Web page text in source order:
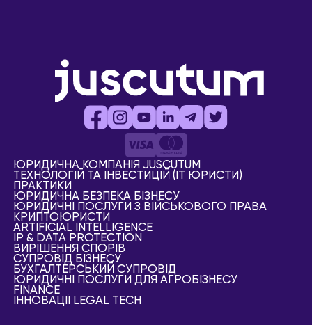
ЮРИДИЧНА КОМПАНІЯ JUSCUTUM
ТЕХНОЛОГІЙ ТА ІНВЕСТИЦІЙ (IT ЮРИСТИ)
ПРАКТИКИ
ЮРИДИЧНА БЕЗПЕКА БІЗНЕСУ
ЮРИДИЧНІ ПОСЛУГИ З ВІЙСЬКОВОГО ПРАВА
КРИПТОЮРИСТИ
АRTIFICIAL ІNTELLIGENCE
IP & DATA PROTECTION
ВИРІШЕННЯ СПОРІВ
СУПРОВІД БІЗНЕСУ
БУХГАЛТЕРСЬКИЙ СУПРОВІД
ЮРИДИЧНІ ПОСЛУГИ ДЛЯ АГРОБІЗНЕСУ
FINANCE
ІННОВАЦІЇ LEGAL TECH